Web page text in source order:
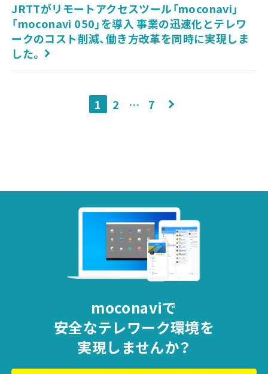
JRTTがリモートアクセスツール「moconavi」
「moconavi 050」を導入 事業の迅速化とテレワ
ークのコスト削減、働き方改革を同時に実現しま
した。
投
送
1 2 … 7
moconaviで
安全なテレワーク環境を
実現しませんか？